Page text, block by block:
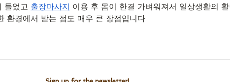
들었고 출장마사지 이용 후 몸이 한결 가벼워져서 일상생활의 활
환경에서 받는 점도 매우 큰 장점입니다